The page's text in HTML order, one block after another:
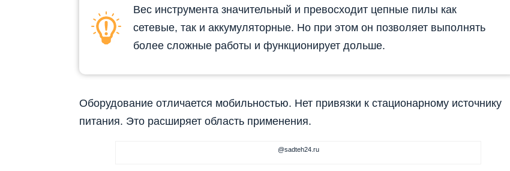
Вес инструмента значительный и превосходит цепные пилы как
сетевые, так и аккумуляторные. Но при этом он позволяет выполнять
более сложные работы и функционирует дольше.
Оборудование отличается мобильностью. Нет привязки к стационарному источнику
питания. Это расширяет область применения.
@sadteh24.ru